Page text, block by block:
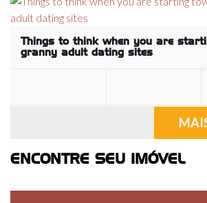
Things to think when you are
granny adult dating sites
ENCONTRE SEU IMÓVEL